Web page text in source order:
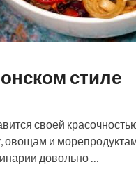
стиле
своей
овощам и
довольно …